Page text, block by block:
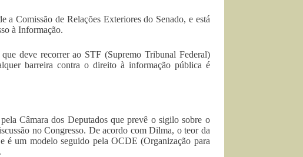
a Comissão de Relações Exteriores do Senado, e está
à Informação.
deve recorrer ao STF (Supremo Tribunal Federal)
barreira contra o direito à informação pública é
Câmara dos Deputados que prevê o sigilo sobre o
no Congresso. De acordo com Dilma, o teor da
um modelo seguido pela OCDE (Organização para